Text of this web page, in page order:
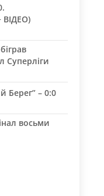
ВІДЕО)
Суперліги
Берег” – 0:0
восьми